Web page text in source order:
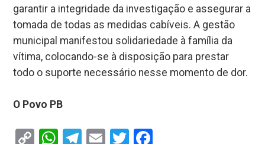
garantir a integridade da investigação e assegurar a
tomada de todas as medidas cabíveis. A gestão
municipal manifestou solidariedade à família da
vítima, colocando-se à disposição para prestar
todo o suporte necessário nesse momento de dor.
O Povo PB
CopyWhatsApp
Telegram
EmailTwitter